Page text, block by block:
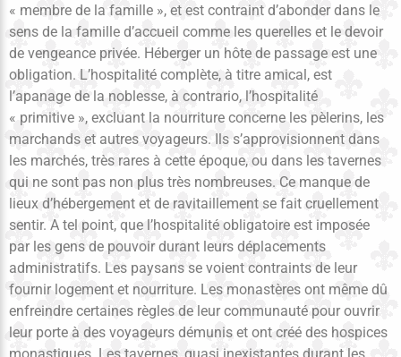
« membre de la famille », et est contraint d’abonder dans le
sens de la famille d’accueil comme les querelles et le devoir
de vengeance privée. Héberger un hôte de passage est une
obligation. L’hospitalité complète, à titre amical, est
l’apanage de la noblesse, à contrario, l’hospitalité
« primitive », excluant la nourriture concerne les pèlerins, les
marchands et autres voyageurs. Ils s’approvisionnent dans
les marchés, très rares à cette époque, ou dans les tavernes
qui ne sont pas non plus très nombreuses. Ce manque de
lieux d’hébergement et de ravitaillement se fait cruellement
sentir. A tel point, que l’hospitalité obligatoire est imposée
par les gens de pouvoir durant leurs déplacements
administratifs. Les paysans se voient contraints de leur
fournir logement et nourriture. Les monastères ont même dû
enfreindre certaines règles de leur communauté pour ouvrir
leur porte à des voyageurs démunis et ont créé des hospices